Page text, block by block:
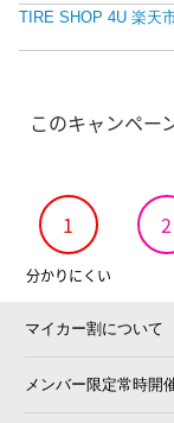
TIRE SHOP 4U 楽天
バイク・バイク用品
プ
フジ スペシャルセレ
タイヤホイール激安
FJ CRAFT
オプショナル豊和
このキャンペー
1 2
分かりにくい
マイカー割について
メンバー限定常時開